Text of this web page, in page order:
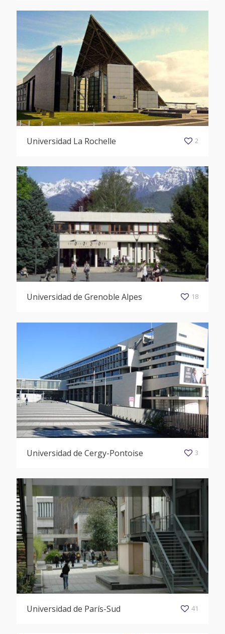
Universidad La Rochelle 2
Universidad de Grenoble Alpes 18
Universidad de Cergy-Pontoise 3
Universidad de París-Sud 41